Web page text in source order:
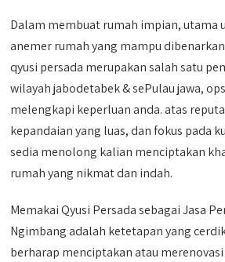
Dalam membuat rumah impian, utama
anemer rumah yang mampu
qyusi persada merupakan salah satu
wilayah jabodetabek & sePulau jawa,
melengkapi keperluan anda. atas
kepandaian yang luas, dan fokus pada
sedia menolong kalian menciptakan
rumah yang nikmat dan indah.
Memakai Qyusi Persada sebagai Jasa
Ngimbang adalah ketetapan yang
berharap menciptakan atau